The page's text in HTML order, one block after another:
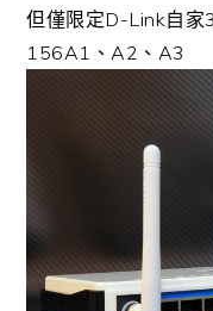
但僅限定D-Link自
156A1、A2、A3